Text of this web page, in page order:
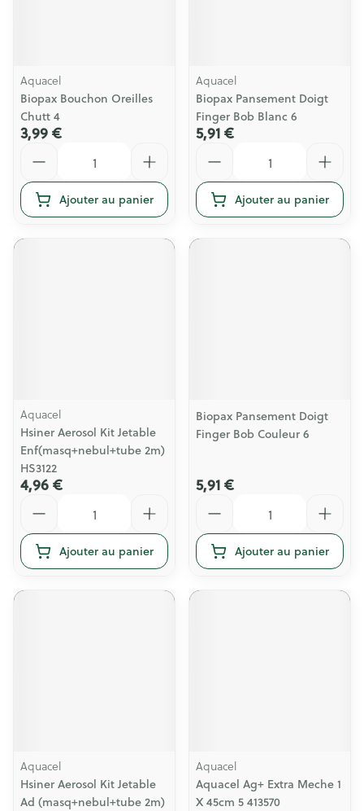
Aquacel
Biopax Bouchon Oreilles
Chutt 4
3,99 €
Ajouter au panier
Aquacel
Biopax Pansement Doigt
Finger Bob Blanc 6
5,91 €
Ajouter au panier
Aquacel
Hsiner Aerosol Kit Jetable
Enf(masq+nebul+tube 2m)
HS3122
4,96 €
Ajouter au panier
Biopax Pansement Doigt
Finger Bob Couleur 6
5,91 €
Ajouter au panier
Aquacel
Hsiner Aerosol Kit Jetable
Ad (masq+nebul+tube 2m)
Aquacel
Aquacel Ag+ Extra Meche 1
X 45cm 5 413570